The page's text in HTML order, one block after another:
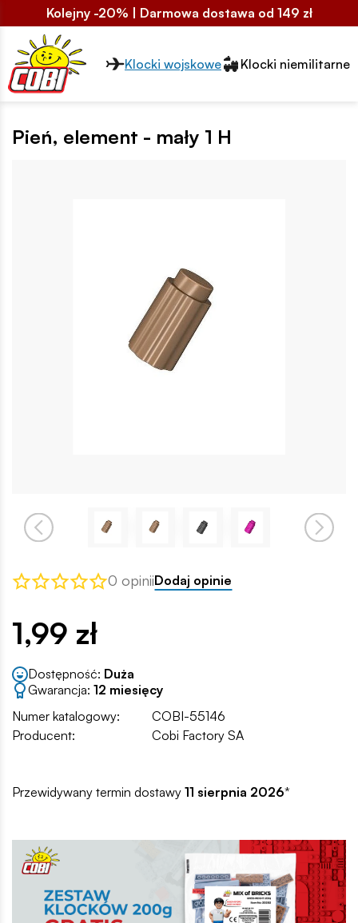
Kolejny -20% | Darmowa dostawa od 149 zł
Przełącznik segmentów2
Klocki wojskowe Klocki niemilitarne
Pień, element - mały 1 H
0 opiniiDodaj opinie
1,99 zł
Dostępność: Duża
Gwarancja: 12 miesięcy
Numer katalogowy:
COBI-55146
Producent:
Cobi Factory SA
Przewidywany termin dostawy 11 sierpnia 2026*